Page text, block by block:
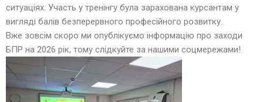
ситуаціях. Участь у тренінгу була зарахована курсантам у
вигляді балів безперервного професійного розвитку.
Вже зовсім скоро ми опублікуємо інформацію про заходи
БПР на 2026 рік, тому слідкуйте за нашими соцмережами!